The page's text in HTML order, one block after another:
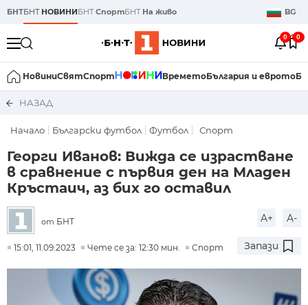
БНТБНТ НОВИНИБНТСпортБНТ На живо BG
0 0
НовиниСвятСпорт ВреметоБългария и еврото
НАЗАД
Начало Български футбол Футбол Спорт
Георги Иванов: Вижда се израстване
в сравнение с първия ден на Младен
Кръстаич, аз бих го оставил
от БНТ A+ A-
15:01, 11.09.2023 Чете се за: 12:30 мин. Спорт Запази